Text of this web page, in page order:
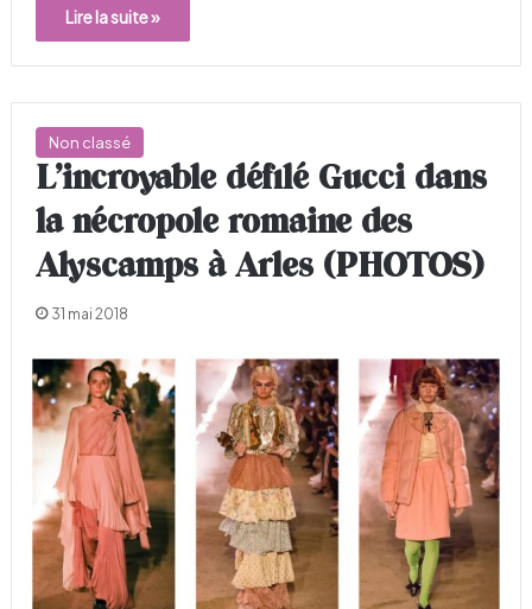
Lire la suite »
Non classé
L’incroyable défilé Gucci dans
la nécropole romaine des
Alyscamps à Arles (PHOTOS)
31 mai 2018